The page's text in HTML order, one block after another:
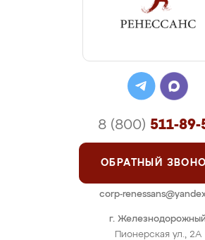
г. Железнодорожный
Пионерская ул., 2А
8 (800) 511-89-
ОБРАТНЫЙ
corp-